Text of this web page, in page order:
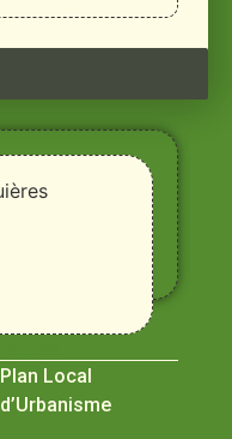
Plan Local
d’Urbanisme